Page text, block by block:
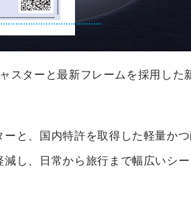
ターと最新フレームを採用した
と、国内特許を取得した軽量か
し、日常から旅行まで幅広いシ